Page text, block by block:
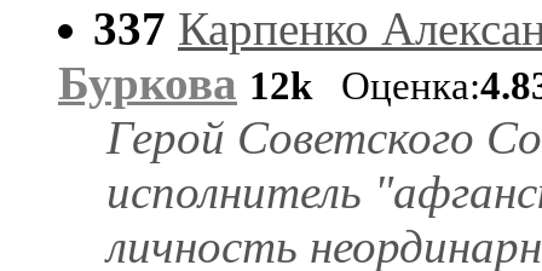
337 Карпенко
Буркова 12k Оценка:
Герой Советского
исполнитель
личность